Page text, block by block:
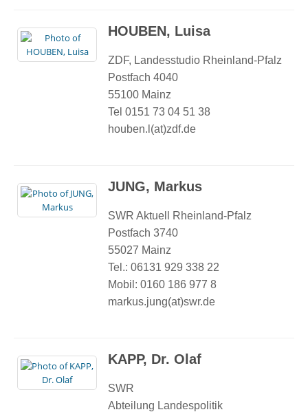
HOUBEN, Luisa
ZDF, Landesstudio Rheinland-Pfalz
Postfach 4040
55100 Mainz
Tel 0151 73 04 51 38
houben.l(at)zdf.de
JUNG, Markus
SWR Aktuell Rheinland-Pfalz
Postfach 3740
55027 Mainz
Tel.: 06131 929 338 22
Mobil: 0160 186 977 8
markus.jung(at)swr.de
KAPP, Dr. Olaf
SWR
Abteilung Landespolitik